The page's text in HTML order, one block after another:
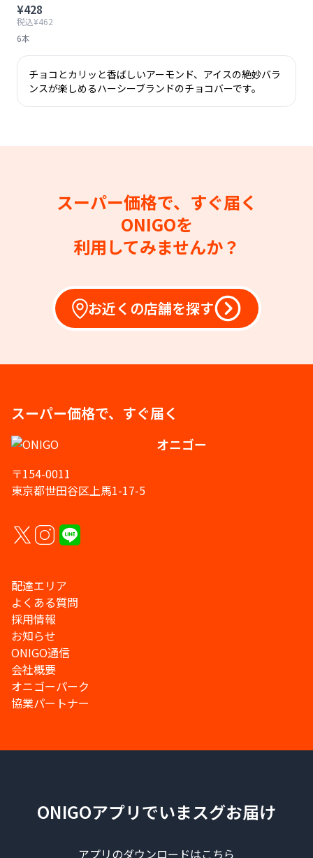
¥428
税込¥462
6本
チョコとカリッと香ばしいアーモンド、アイスの絶妙バラ
ンスが楽しめるハーシーブランドのチョコバーです。
スーパー価格で、すぐ届く
ONIGOを
利用してみませんか？
お近くの店舗を探す
スーパー価格で、すぐ届く
オニゴー
〒154-0011
東京都世田谷区上馬1-17-5
配達エリア
よくある質問
採用情報
お知らせ
ONIGO通信
会社概要
オニゴーパーク
協業パートナー
ONIGOアプリでいまスグお届け
アプリのダウンロードはこちら